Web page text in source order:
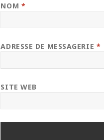
NOM *
ADRESSE DE MESSAGERIE *
SITE WEB